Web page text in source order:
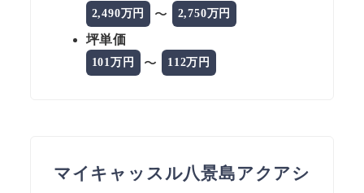
2,490万円 〜 2,750万円
坪単価
101万円 〜 112万円
マイキャッスル八景島アクアシ